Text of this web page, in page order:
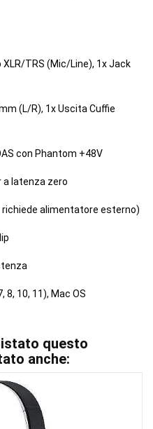
XLR/TRS (Mic/Line), 1x Jack
(L/R), 1x Uscita Cuffie
con Phantom +48V
a latenza zero
richiede alimentatore esterno)
8, 10, 11), Mac OS
questo
anche: